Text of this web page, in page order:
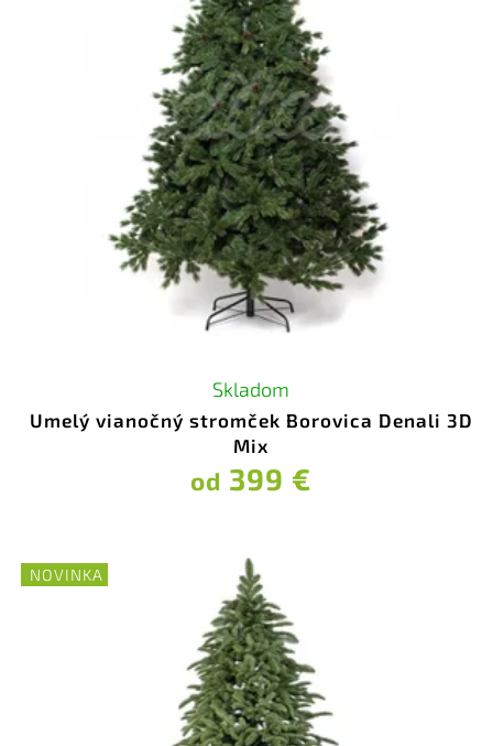
Umelý vianočný stromček Borovica Denali 3D
Mix
Skladom
od 399 €
NOVINKA